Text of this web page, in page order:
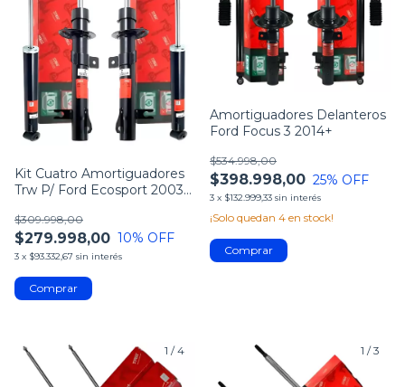
Kit Cuatro Amortiguadores
Trw P/ Ford Ecosport 2003-
$279.998,00
$309.998,00
10% OFF
3 x $93.332,67 sin interés
Amortiguadores Delanteros
Ford Focus 3 2014+
$398.998,00
$534.998,00
25% OFF
3 x $132.999,33 sin interés
¡Solo quedan 4 en stock!
1 /4 1 /3